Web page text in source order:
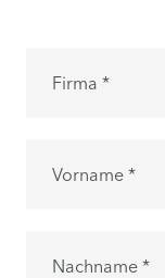
Firma *
Vorname *
Nachname *